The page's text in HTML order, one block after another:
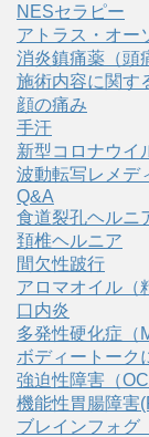
NESセラピー
アトラス・オー
消炎鎮痛薬（頭
施術内容に関す
顔の痛み
手汗
新型コロナウイ
波動転写レメデ
Q&A
食道裂孔ヘルニ
頚椎ヘルニア
間欠性跛行
アロマオイル（
口内炎
多発性硬化症（
ボディートーク
強迫性障害（
機能性胃腸障害
ブレインフォグ